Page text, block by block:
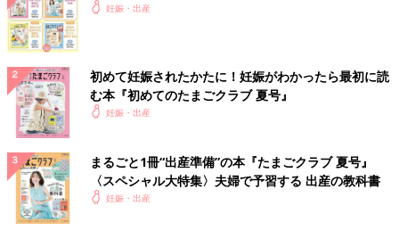
妊娠・出産
初めて妊娠されたかたに！妊娠がわかったら最初に読
む本『初めてのたまごクラブ 夏号』
妊娠・出産
まるごと1冊“出産準備”の本『たまごクラブ 夏号』
〈スペシャル大特集〉夫婦で予習する 出産の教科書
妊娠・出産